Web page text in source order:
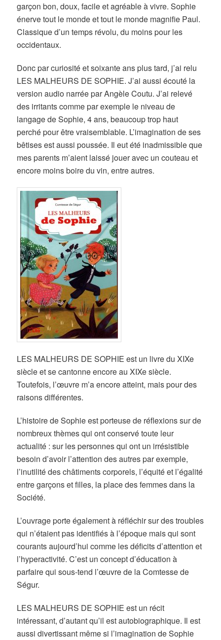
garçon bon, doux, facile et agréable à vivre. Sophie
énerve tout le monde et tout le monde magnifie Paul.
Classique d’un temps révolu, du moins pour les
occidentaux.
Donc par curiosité et soixante ans plus tard, j’ai relu
LES MALHEURS DE SOPHIE. J’ai aussi écouté la
version audio narrée par Angèle Coutu. J’ai relevé
des irritants comme par exemple le niveau de
langage de Sophie, 4 ans, beaucoup trop haut
perché pour être vraisemblable. L’imagination de ses
bêtises est aussi poussée. Il eut été inadmissible que
mes parents m’aient laissé jouer avec un couteau et
encore moins boire du vin, entre autres.
LES MALHEURS DE SOPHIE est un livre du XIXe
siècle et se cantonne encore au XIXe siècle.
Toutefois, l’œuvre m’a encore atteint, mais pour des
raisons différentes.
L’histoire de Sophie est porteuse de réflexions sur de
nombreux thèmes qui ont conservé toute leur
actualité : sur les personnes qui ont un irrésistible
besoin d’avoir l’attention des autres par exemple,
l’inutilité des châtiments corporels, l’équité et l’égalité
entre garçons et filles, la place des femmes dans la
Société.
L’ouvrage porte également à réfléchir sur des troubles
qui n’étaient pas identifiés à l’époque mais qui sont
courants aujourd’hui comme les déficits d’attention et
l’hyperactivité. C’est un concept d’éducation à
parfaire qui sous-tend l’œuvre de la Comtesse de
Ségur.
LES MALHEURS DE SOPHIE est un récit
intéressant, d’autant qu’il est autobiographique. Il est
aussi divertissant même si l’imagination de Sophie